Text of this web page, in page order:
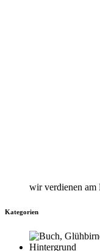
wir verdienen am
Kategorien